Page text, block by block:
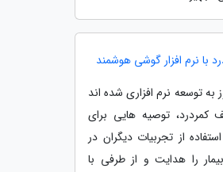
با نرم افزار گوشی هوشمند
به توسعه نرم افزاری شده اند
کمردرد، توصیه هایی برای
از تجربیات دیگران در
را هدایت و از طرفی با